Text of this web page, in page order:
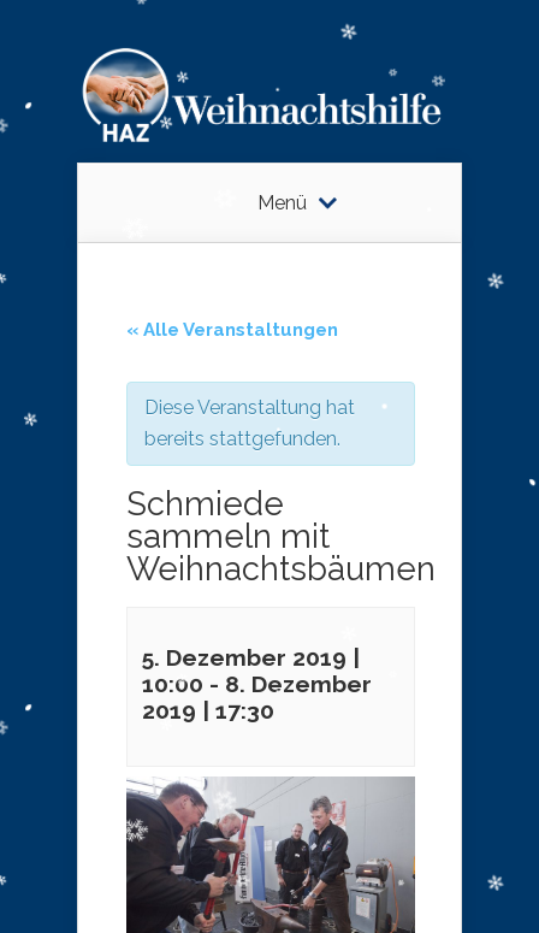
Menü
« Alle Veranstaltungen
Diese Veranstaltung hat
bereits stattgefunden.
Schmiede
sammeln mit
Weihnachtsbäumen
5. Dezember 2019 |
10:00 - 8. Dezember
2019 | 17:30